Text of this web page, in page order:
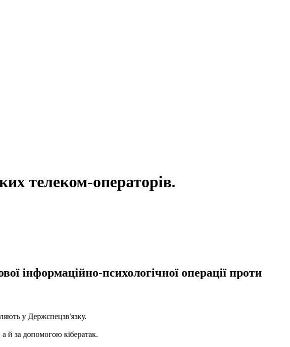
телеком-операторів.
інформаційно-психологічної операції проти
у Держспецзв'язку.
й за допомогою кібератак.